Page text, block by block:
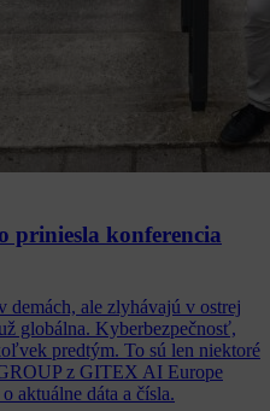
priniesla konferencia
ale zlyhávajú v ostrej
globálna. Kyberbezpečnosť,
predtým. To sú len niektoré
z GITEX AI Europe
aktuálne dáta a čísla.